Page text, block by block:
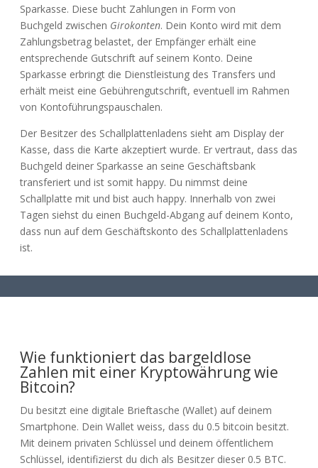
Sparkasse. Diese bucht Zahlungen in Form von
Buchgeld zwischen Girokonten. Dein Konto wird mit dem
Zahlungsbetrag belastet, der Empfänger erhält eine
entsprechende Gutschrift auf seinem Konto. Deine
Sparkasse erbringt die Dienstleistung des Transfers und
erhält meist eine Gebührengutschrift, eventuell im Rahmen
von Kontoführungspauschalen.
Der Besitzer des Schallplattenladens sieht am Display der
Kasse, dass die Karte akzeptiert wurde. Er vertraut, dass das
Buchgeld deiner Sparkasse an seine Geschäftsbank
transferiert und ist somit happy. Du nimmst deine
Schallplatte mit und bist auch happy. Innerhalb von zwei
Tagen siehst du einen Buchgeld-Abgang auf deinem Konto,
dass nun auf dem Geschäftskonto des Schallplattenladens
ist.
Wie funktioniert das bargeldlose
Zahlen mit einer Kryptowährung wie
Bitcoin?
Du besitzt eine digitale Brieftasche (Wallet) auf deinem
Smartphone. Dein Wallet weiss, dass du 0.5 bitcoin besitzt.
Mit deinem privaten Schlüssel und deinem öffentlichem
Schlüssel, identifizierst du dich als Besitzer dieser 0.5 BTC.